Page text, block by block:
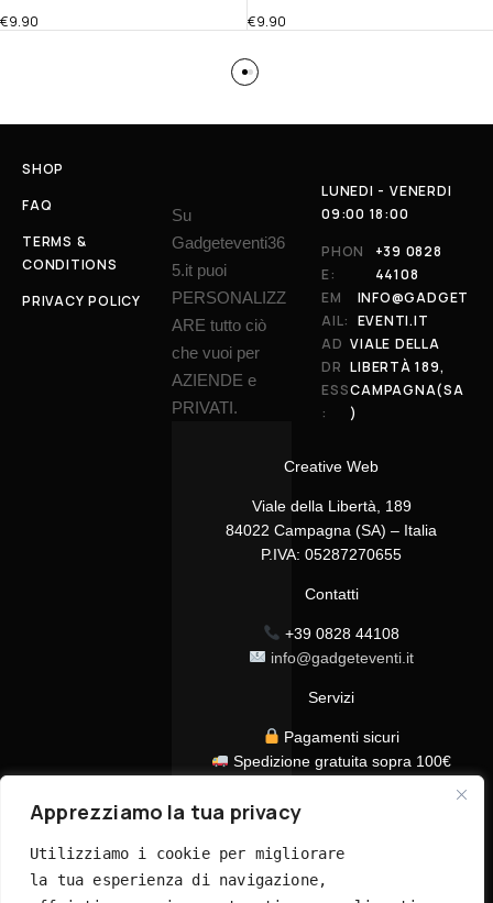
Apprezziamo la tua privacy
Utilizziamo i cookie per migliorare
la tua esperienza di navigazione,
€9.90 €9.90
SHOP
FAQ
TERMS &
CONDITIONS
PRIVACY POLICY
Su
Gadgeteventi36
5.it puoi
PERSONALIZZ
ARE tutto ciò
che vuoi per
AZIENDE e
PRIVATI.
Creative Web
Viale della Libertà, 189
84022 Campagna (SA) – Italia
P.IVA: 05287270655
Contatti
+39 0828 44108
info@gadgeteventi.it
Servizi
Pagamenti sicuri
Spedizione gratuita sopra 100€
Assistenza clienti dedicata
LUNEDI - VENERDI
09:00 18:00
PHON
E:
+39 0828
44108
EM
AIL:
INFO@GADGET
EVENTI.IT
AD
DR
ESS
:
VIALE DELLA
LIBERTÀ 189,
CAMPAGNA(SA
)